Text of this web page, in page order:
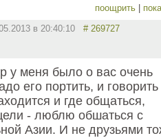
поощрить
в 20:40:10 # 269727
у меня было о вас очень
его портить, и говорить
и где общаться,
- люблю обшаться с
Азии. И не друзьями